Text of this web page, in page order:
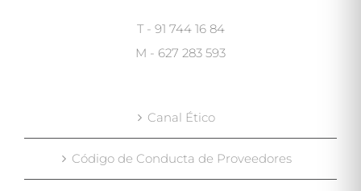
T - 91 744 16 84
M - 627 283 593
Canal Ético
Código de Conducta de Proveedores